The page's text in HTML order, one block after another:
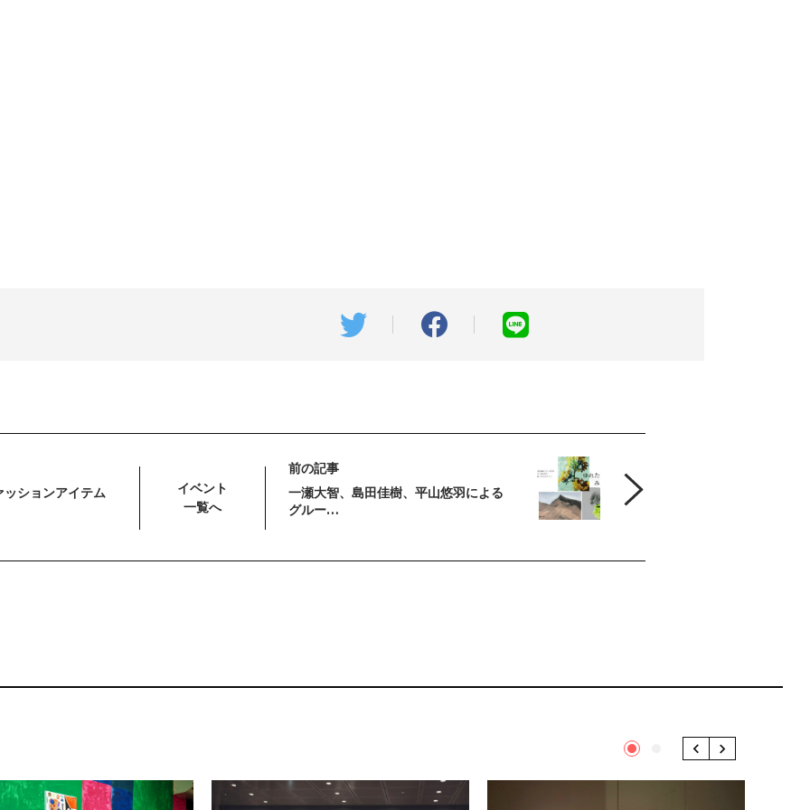
イベント
一覧へ
前の記事
一瀬大智、島田佳樹、平山悠羽による
グルー…
ションアイテム
1 Previous
Next